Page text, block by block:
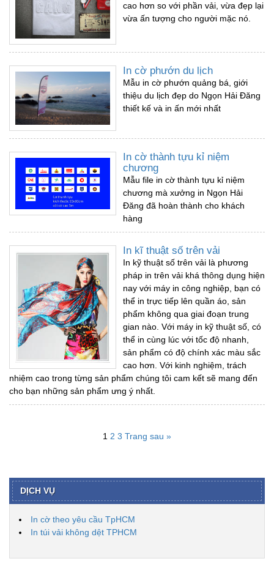
cao hơn so với phần vải, vừa đẹp lại
vừa ấn tượng cho người mặc nó.
In cờ phướn du lịch
Mẫu in cờ phướn quảng bá, giới
thiệu du lịch đẹp do Ngọn Hải Đăng
thiết kế và in ấn mới nhất
In cờ thành tựu kỉ niệm
chương
Mẫu file in cờ thành tựu kỉ niệm
chương mà xưởng in Ngọn Hải
Đăng đã hoàn thành cho khách
hàng
In kĩ thuật số trên vải
In kỹ thuật số trên vải là phương
pháp in trên vải khá thông dụng hiện
nay với máy in công nghiệp, bạn có
thể in trực tiếp lên quần áo, sản
phẩm không qua giai đoạn trung
gian nào. Với máy in kỹ thuật số, có
thể in cùng lúc với tốc độ nhanh,
sản phẩm có độ chính xác màu sắc
cao hơn. Với kinh nghiệm, trách
nhiệm cao trong từng sản phẩm chúng tôi cam kết sẽ mang đến
cho bạn những sản phẩm ưng ý nhất.
1 2 3 Trang sau »
DỊCH VỤ
In cờ theo yêu cầu TpHCM
In túi vải không dệt TPHCM